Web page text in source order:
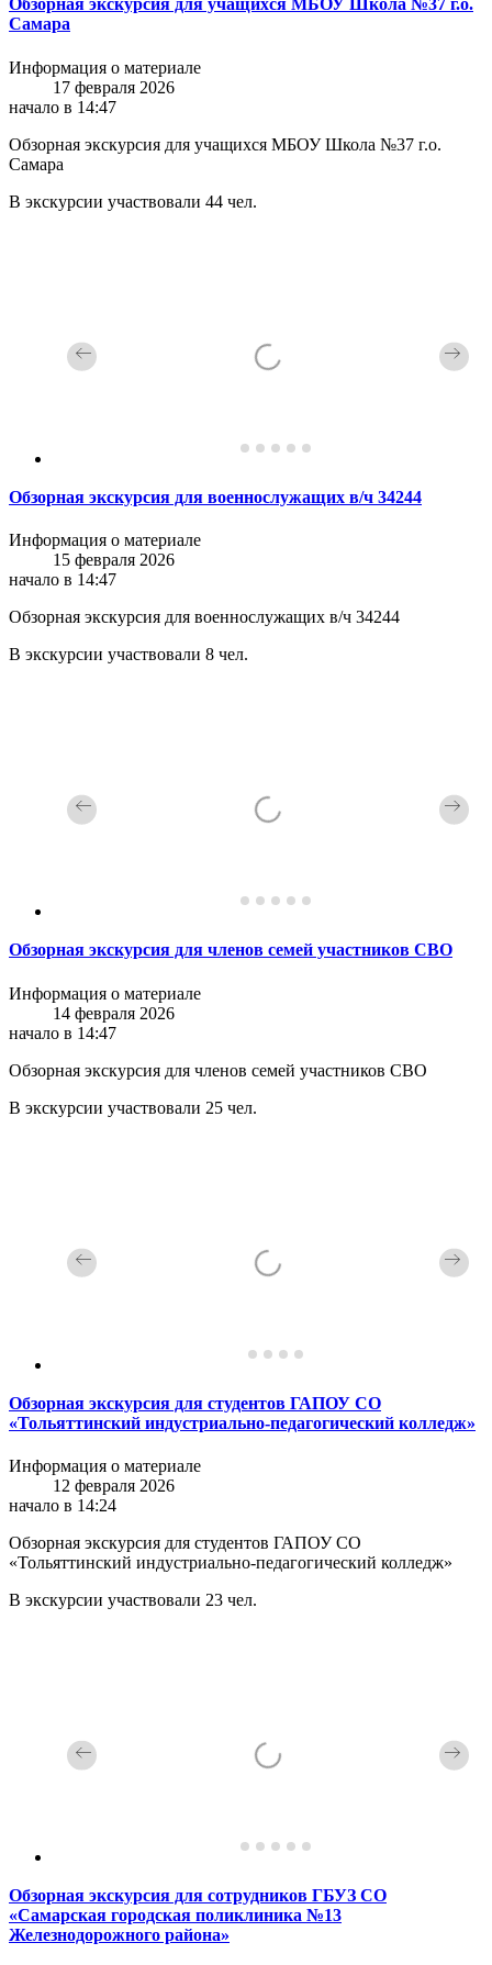
Обзорная экскурсия для учащихся МБОУ Школа №37 г.о.
Самара
Информация о материале
17 февраля 2026
начало в 14:47
Обзорная экскурсия для учащихся МБОУ Школа №37 г.о.
Самара
В экскурсии участвовали 44 чел.
Обзорная экскурсия для военнослужащих в/ч 34244
Информация о материале
15 февраля 2026
начало в 14:47
Обзорная экскурсия для военнослужащих в/ч 34244
В экскурсии участвовали 8 чел.
Обзорная экскурсия для членов семей участников СВО
Информация о материале
14 февраля 2026
начало в 14:47
Обзорная экскурсия для членов семей участников СВО
В экскурсии участвовали 25 чел.
Обзорная экскурсия для студентов ГАПОУ СО
«Тольяттинский индустриально-педагогический колледж»
Информация о материале
12 февраля 2026
начало в 14:24
Обзорная экскурсия для студентов ГАПОУ СО
«Тольяттинский индустриально-педагогический колледж»
В экскурсии участвовали 23 чел.
Обзорная экскурсия для сотрудников ГБУЗ СО
«Самарская городская поликлиника №13
Железнодорожного района»